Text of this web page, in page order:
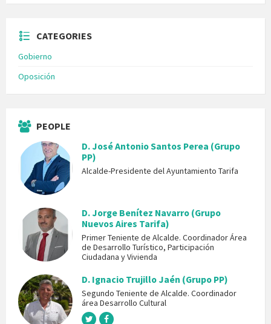
CATEGORIES
Gobierno
Oposición
PEOPLE
D. José Antonio Santos Perea (Grupo
PP)
Alcalde-Presidente del Ayuntamiento Tarifa
D. Jorge Benítez Navarro (Grupo
Nuevos Aires Tarifa)
Primer Teniente de Alcalde. Coordinador Área
de Desarrollo Turístico, Participación
Ciudadana y Vivienda
D. Ignacio Trujillo Jaén (Grupo PP)
Segundo Teniente de Alcalde. Coordinador
área Desarrollo Cultural